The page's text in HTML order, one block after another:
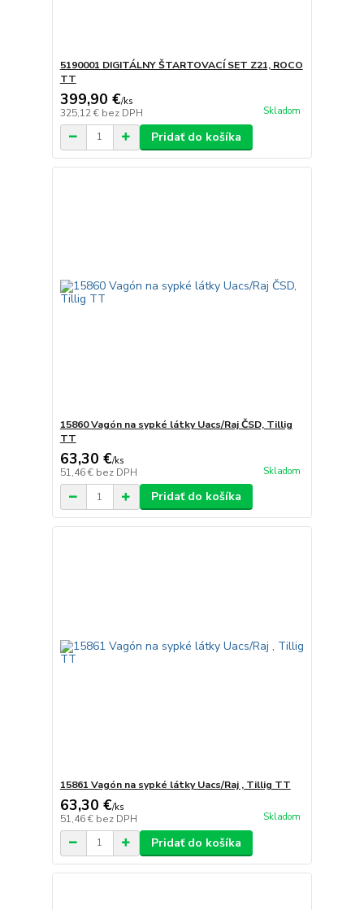
5190001 DIGITÁLNY ŠTARTOVACÍ SET Z21, ROCO
TT
399,90 €/ks
325,12 € bez DPH Skladom
Pridať do košíka
15860 Vagón na sypké látky Uacs/Raj ČSD, Tillig
TT
63,30 €/ks
51,46 € bez DPH Skladom
Pridať do košíka
15861 Vagón na sypké látky Uacs/Raj , Tillig TT
63,30 €/ks
51,46 € bez DPH Skladom
Pridať do košíka